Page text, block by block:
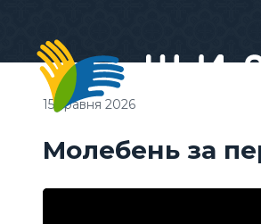
Молебень за
15 травня 2026